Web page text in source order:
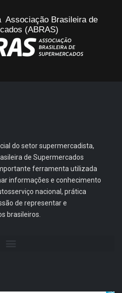
Associação Brasileira de
(ABRAS)
do setor supermercadista,
de Supermercados
ferramenta utilizada
informações e conhecimento
nacional, prática
de representar e
brasileiros.